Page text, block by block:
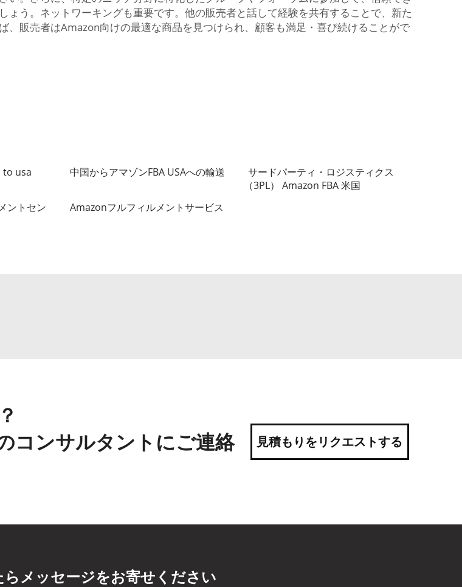
う。ネットワーキングも重要です。他の販売者と話して経験を共有することで、新た
販売者はAmazon向けの最適な商品を見つけられ、顧客も満足・喜び続けることがで
usa
中国からアマゾンFBA USAへの輸送
サードパーティ・ロジスティクス
（3PL） Amazon FBA 米国
ントセン
Amazonフルフィルメントサービス
コンサルタントにご連絡
見積もりをリクエストする
メッセージをお寄せください